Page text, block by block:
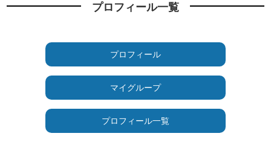
プロフィール一覧
プロフィール
マイグループ
プロフィール一覧